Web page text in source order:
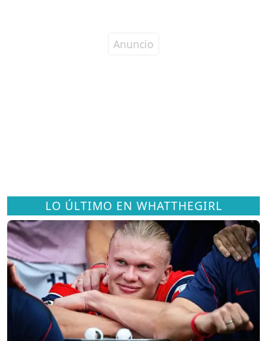
LO ÚLTIMO EN WHATTHEGIRL